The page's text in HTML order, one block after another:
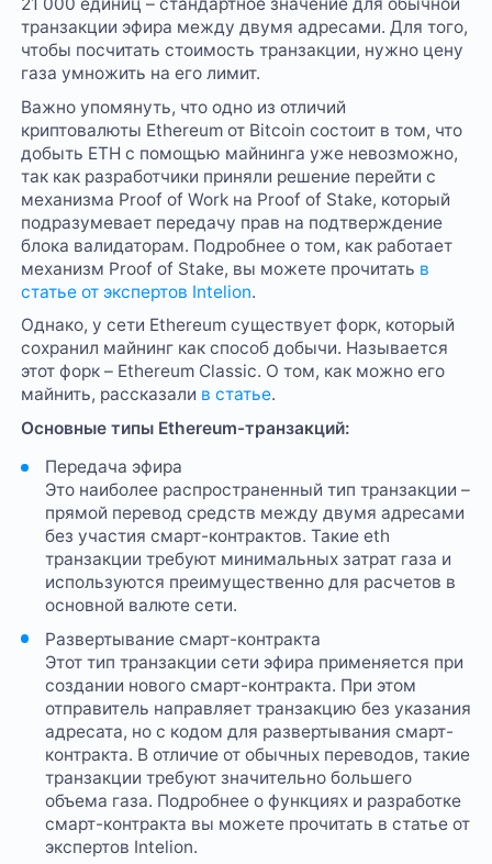
21 000 единиц – стандартное значение для обычной
транзакции эфира между двумя адресами. Для того,
чтобы посчитать стоимость транзакции, нужно цену
газа умножить на его лимит.
Важно упомянуть, что одно из отличий
криптовалюты Ethereum от Bitcoin состоит в том, что
добыть ETH с помощью майнинга уже невозможно,
так как разработчики приняли решение перейти с
механизма Proof of Work на Proof of Stake, который
подразумевает передачу прав на подтверждение
блока валидаторам. Подробнее о том, как работает
механизм Proof of Stake, вы можете прочитать в
статье от экспертов Intelion.
Однако, у сети Ethereum существует форк, который
сохранил майнинг как способ добычи. Называется
этот форк – Ethereum Classic. О том, как можно его
майнить, рассказали в статье.
Основные типы Ethereum-транзакций:
Передача эфира
Это наиболее распространенный тип транзакции –
прямой перевод средств между двумя адресами
без участия смарт-контрактов. Такие eth
транзакции требуют минимальных затрат газа и
используются преимущественно для расчетов в
основной валюте сети.
Развертывание смарт-контракта
Этот тип транзакции сети эфира применяется при
создании нового смарт-контракта. При этом
отправитель направляет транзакцию без указания
адресата, но с кодом для развертывания смарт-
контракта. В отличие от обычных переводов, такие
транзакции требуют значительно большего
объема газа. Подробнее о функциях и разработке
смарт-контракта вы можете прочитать в статье от
экспертов Intelion.